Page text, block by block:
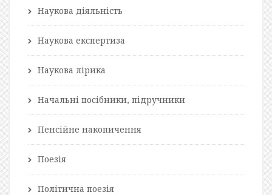
Наукова діяльність
Наукова експертиза
Наукова лірика
Начальні посібники, підручники
Пенсійне накопичення
Поезія
Політична поезія